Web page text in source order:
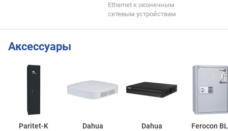
Ethernet к оконечным
сетевым устройствам
Аксессуары
Paritet-K
Dahua
Dahua
Ferocon